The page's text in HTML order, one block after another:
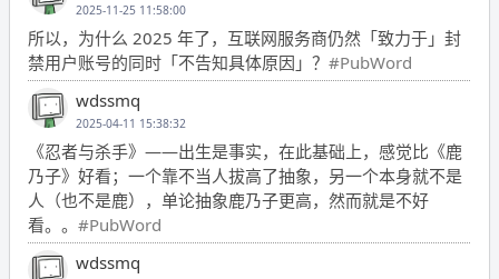
2025-11-25 11:58:00
所以，为什么 2025 年了，互联网服务商仍然「致力于」封
禁用户账号的同时「不告知具体原因」？ #PubWord
wdssmq
2025-04-11 15:38:32
《忍者与杀手》——出生是事实，在此基础上，感觉比《鹿
乃子》好看；一个靠不当人拔高了抽象，另一个本身就不是
人（也不是鹿），单论抽象鹿乃子更高，然而就是不好
看。。 #PubWord
wdssmq